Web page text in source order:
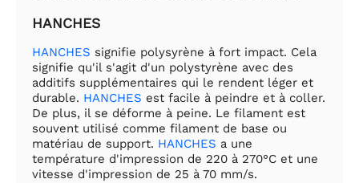
HANCHES
HANCHES signifie polysyrène à fort impact. Cela
signifie qu'il s'agit d'un polystyrène avec des
additifs supplémentaires qui le rendent léger et
durable. HANCHES est facile à peindre et à coller.
De plus, il se déforme à peine. Le filament est
souvent utilisé comme filament de base ou
matériau de support. HANCHES a une
température d'impression de 220 à 270°C et une
vitesse d'impression de 25 à 70 mm/s.